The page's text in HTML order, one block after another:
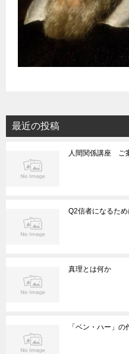
最近の投稿
人間関係講座 ご
Q2信者になるため
真理とは何か
「ベン・ハー」の